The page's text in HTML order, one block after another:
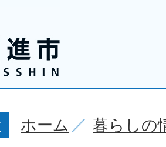
ホーム 暮らしの